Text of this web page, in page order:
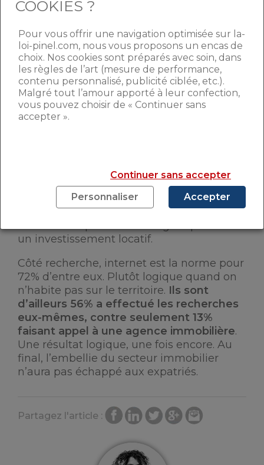
meilleures dossiers
DEUXIÈME COMME
PLACEMENT FINANCIER
Plus surprenant, si la question est posée
du point de vue placement financier, le
actuellement, entre un livret A à 0,75% et
d’autres oscillant autour de 2%. L’objectif
de cet investissement est double et plutôt
bien réparti : 45% des expatriés pensent à
un investissement locatif.
Côté recherche, internet est la norme pour
72% d’entre eux. Plutôt logique quand on
n’habite pas sur le territoire. Ils sont
d’ailleurs 56% a effectué les recherches
eux-mêmes, contre seulement 13%
faisant appel à une agence immobilière.
Une résultat logique, une fois encore. Au
final, l’embellie du secteur immobilier
n’aura pas échappé aux expatriés.
Partagez l'article :
COOKIES ?
Pour vous offrir une navigation optimisée sur la-
loi-pinel.com, nous vous proposons un encas de
choix. Nos cookies sont préparés avec soin, dans
les règles de l’art (mesure de performance,
contenu personnalisé, publicité ciblée, etc.).
Malgré tout l’amour apporté à leur confection,
vous pouvez choisir de « Continuer sans
accepter ».
Continuer sans accepter
Personnaliser
Accepter